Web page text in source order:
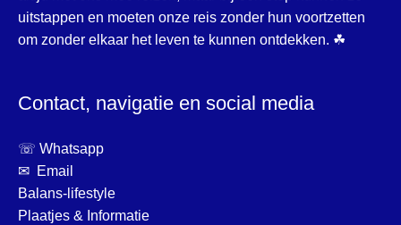
uitstappen en moeten onze reis zonder hun voortzetten
om zonder elkaar het leven te kunnen ontdekken. ☘
Contact, navigatie en social media
☏ Whatsapp
✉ Email
Balans-lifestyle
Plaatjes & Informatie